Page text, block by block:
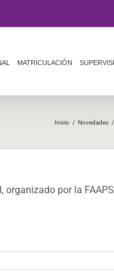
MATRICULACIÓN
Inicio / Novedades /
por la